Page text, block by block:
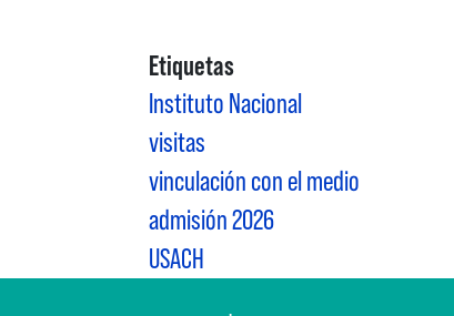
Etiquetas
Instituto Nacional
visitas
vinculación con el medio
admisión 2026
USACH